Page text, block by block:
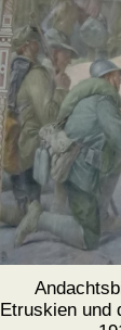
Etruskien und